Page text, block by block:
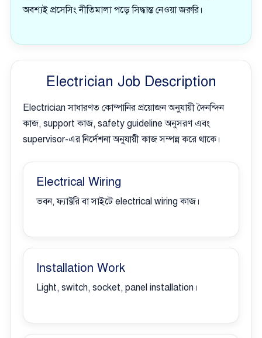
অবশ্যই প্রসেসিং নীতিমালা পড়ে সিদ্ধান্ত নেওয়া জরুরি।
Electrician Job Description
Electrician সাধারণত কোম্পানির প্রয়োজন অনুযায়ী দৈনন্দিন
কাজ, support কাজ, safety guideline অনুসরণ এবং
supervisor-এর নির্দেশনা অনুযায়ী কাজ সম্পন্ন করে থাকে।
Electrical Wiring
ভবন, ফ্যাক্টরি বা সাইটে electrical wiring কাজ।
Installation Work
Light, switch, socket, panel installation।